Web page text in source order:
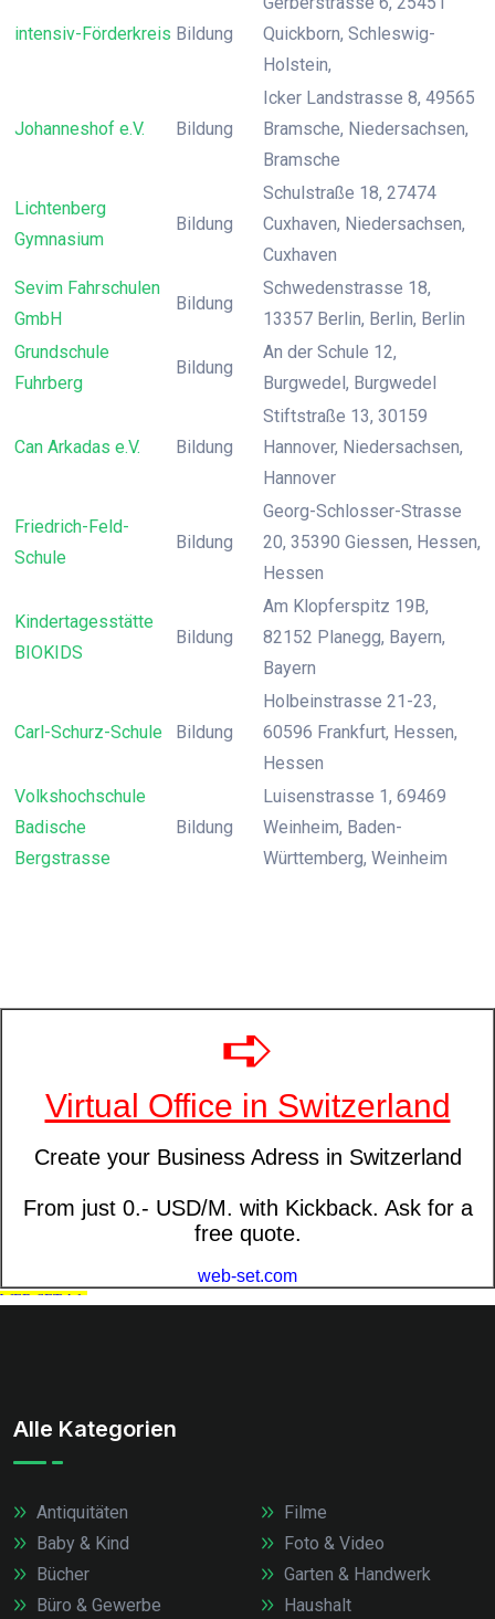
intensiv-Förderkreis Bildung
Quickborn, Schleswig-
Holstein,
Johanneshof e.V. Bildung
Icker Landstrasse 8, 49565
Bramsche, Niedersachsen,
Bramsche
Lichtenberg
Gymnasium
Bildung
Schulstraße 18, 27474
Cuxhaven, Niedersachsen,
Cuxhaven
Sevim Fahrschulen
GmbH
Bildung
Schwedenstrasse 18,
13357 Berlin, Berlin, Berlin
Grundschule
Fuhrberg
Bildung
An der Schule 12,
Burgwedel, Burgwedel
Can Arkadas e.V. Bildung
Stiftstraße 13, 30159
Hannover, Niedersachsen,
Hannover
Friedrich-Feld-
Schule
Bildung
Georg-Schlosser-Strasse
20, 35390 Giessen, Hessen,
Hessen
Kindertagesstätte
BIOKIDS
Bildung
Am Klopferspitz 19B,
82152 Planegg, Bayern,
Bayern
Carl-Schurz-Schule Bildung
Holbeinstrasse 21-23,
60596 Frankfurt, Hessen,
Hessen
Volkshochschule
Badische
Bergstrasse
Bildung
Luisenstrasse 1, 69469
Weinheim, Baden-
Württemberg, Weinheim
Alle Kategorien
Antiquitäten
Baby & Kind
Bücher
Büro & Gewerbe
Filme
Foto & Video
Garten & Handwerk
Haushalt